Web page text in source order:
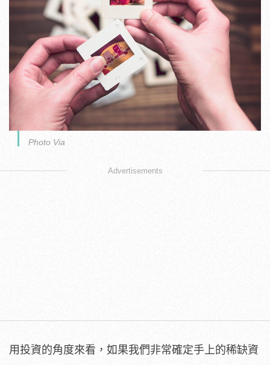
Photo Via
Advertisements
用投資的角度來看，如果我們非常確定手上的稀缺資